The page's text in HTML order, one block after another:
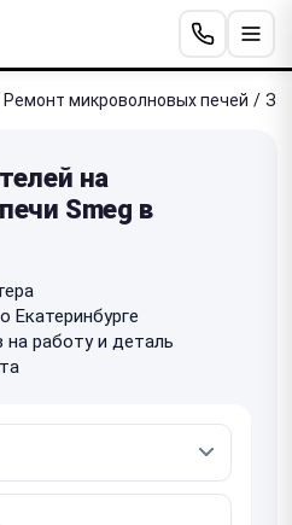
Ремонт микроволновых печей /
на
Smeg в
Екатеринбурге
на работу и деталь